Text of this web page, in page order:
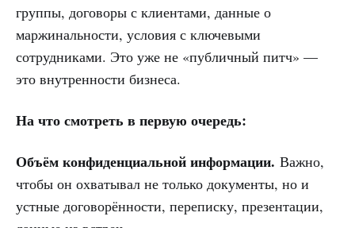
группы, договоры с клиентами, данные о
маржинальности, условия с ключевыми
сотрудниками. Это уже не «публичный питч» —
это внутренности бизнеса.
На что смотреть в первую очередь:
Объём конфиденциальной информации. Важно,
чтобы он охватывал не только документы, но и
устные договорённости, переписку, презентации,